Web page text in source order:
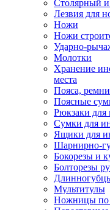
Столярный и
Лезвия для
Ножи
Ножи
Ударно-
Молотки
Хранение
места
Пояса,
Поясные
Рюкзаки для
Сумки для
Ящики для
Шарнирно-
Бокорезы и
Болторезы
Мультитулы
Ножницы по